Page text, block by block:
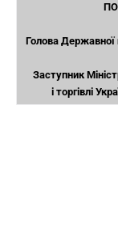
Голова Державної
Заступник
і торгівлі